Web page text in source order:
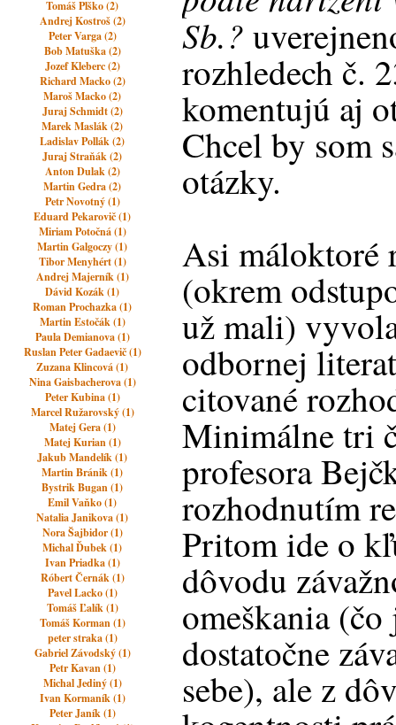
Tomáš Plško (2)
Andrej Kostroš (2)
Peter Varga (2)
Bob Matuška (2)
Jozef Kleberc (2)
Richard Macko (2)
Maroš Macko (2)
Juraj Schmidt (2)
Marek Maslák (2)
Ladislav Pollák (2)
Juraj Straňák (2)
Anton Dulak (2)
Martin Gedra (2)
Petr Novotný (1)
Eduard Pekarovič (1)
Miriam Potočná (1)
Martin Galgoczy (1)
Tibor Menyhért (1)
Andrej Majerník (1)
Dávid Kozák (1)
Roman Prochazka (1)
Martin Estočák (1)
Paula Demianova (1)
Ruslan Peter Gadaevič (1)
Zuzana Klincová (1)
Nina Gaisbacherova (1)
Peter Kubina (1)
Marcel Ružarovský (1)
Matej Gera (1)
Matej Kurian (1)
Jakub Mandelík (1)
Martin Bránik (1)
Bystrik Bugan (1)
Emil Vaňko (1)
Natalia Janikova (1)
Nora Šajbidor (1)
Michal Ďubek (1)
Ivan Priadka (1)
Róbert Černák (1)
Pavel Lacko (1)
Tomáš Ľalík (1)
Tomáš Korman (1)
peter straka (1)
Gabriel Závodský (1)
Petr Kavan (1)
Michal Jediný (1)
Ivan Kormaník (1)
Peter Janík (1)
Sb.?
rozhledech č.
komentujú aj
Chcel by som
otázky.
Asi máloktoré
(okrem
už mali)
odbornej
citované
Minimálne tri
profesora
rozhodnutím
Pritom ide o
dôvodu
omeškania
dostatočne
sebe), ale z